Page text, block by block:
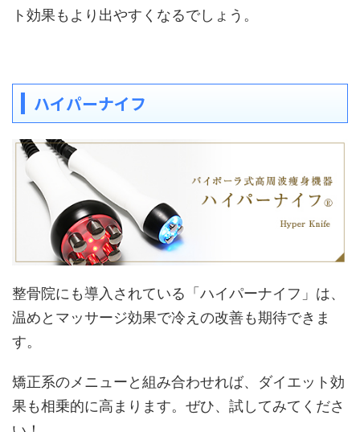
ト効果もより出やすくなるでしょう。
ハイパーナイフ
整骨院にも導入されている「ハイパーナイフ」は、
温めとマッサージ効果で冷えの改善も期待できま
す。
矯正系のメニューと組み合わせれば、ダイエット効
果も相乗的に高まります。ぜひ、試してみてくださ